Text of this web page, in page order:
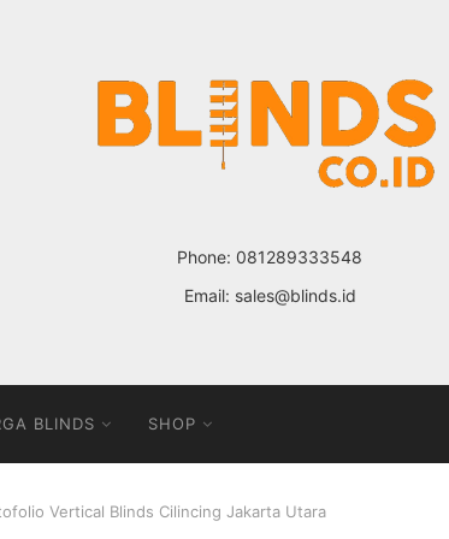
Phone: 081289333548
Email: sales@blinds.id
BLINDS SHOP
Vertical Blinds Cilincing Jakarta Utara